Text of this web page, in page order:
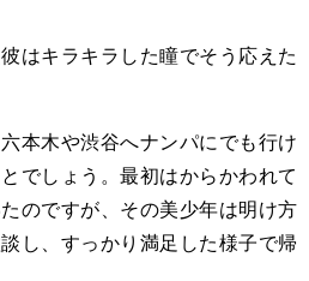
はキラキラした瞳でそう応えた
本木や渋谷へナンパにでも行け
でしょう。最初はからかわれて
のですが、その美少年は明け方
し、すっかり満足した様子で帰